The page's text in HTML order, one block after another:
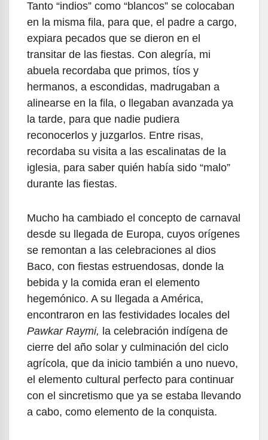
Tanto “indios” como “blancos” se colocaban
en la misma fila, para que, el padre a cargo,
expiara pecados que se dieron en el
transitar de las fiestas. Con alegría, mi
abuela recordaba que primos, tíos y
hermanos, a escondidas, madrugaban a
alinearse en la fila, o llegaban avanzada ya
la tarde, para que nadie pudiera
reconocerlos y juzgarlos. Entre risas,
recordaba su visita a las escalinatas de la
iglesia, para saber quién había sido “malo”
durante las fiestas.
Mucho ha cambiado el concepto de carnaval
desde su llegada de Europa, cuyos orígenes
se remontan a las celebraciones al dios
Baco, con fiestas estruendosas, donde la
bebida y la comida eran el elemento
hegemónico. A su llegada a América,
encontraron en las festividades locales del
Pawkar Raymi, la celebración indígena de
cierre del año solar y culminación del ciclo
agrícola, que da inicio también a uno nuevo,
el elemento cultural perfecto para continuar
con el sincretismo que ya se estaba llevando
a cabo, como elemento de la conquista.